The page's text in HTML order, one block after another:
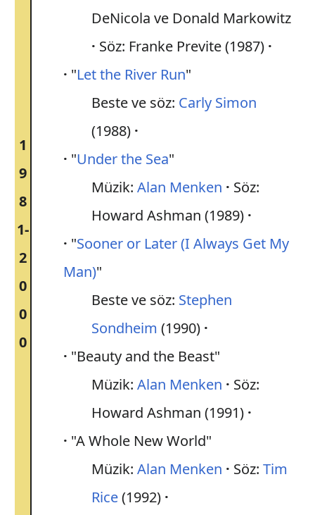
1
9
8
1-
2
0
0
0
DeNicola ve Donald Markowitz
Söz: Franke Previte (1987)
"Let the River Run"
Beste ve söz: Carly Simon
(1988)
"Under the Sea"
Müzik: Alan Menken
Söz:
Howard Ashman (1989)
"Sooner or Later (I Always Get My
Man)"
Beste ve söz: Stephen
Sondheim (1990)
"Beauty and the Beast"
Müzik: Alan Menken
Söz:
Howard Ashman (1991)
"A Whole New World"
Müzik: Alan Menken Söz: Tim
Rice(1992)